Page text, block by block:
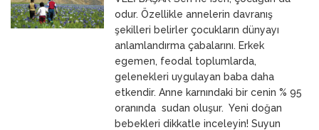
23 Mart 2026 ANNEModur. Özellikle annelerin davranış
şekilleri belirler çocukların dünyayı
anlamlandırma çabalarını. Erkek
egemen, feodal toplumlarda,
gelenekleri uygulayan baba daha
etkendir. Anne karnındaki bir cenin % 95
oranında sudan oluşur. Yeni doğan
bebekleri dikkatle inceleyin! Suyun